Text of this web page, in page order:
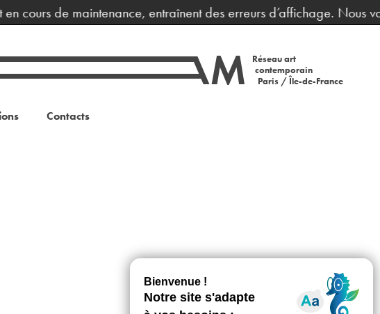
en cours de maintenance, entraînent des erreurs d’affichage. Nous
Réseau art
contemporain
Paris / Île-de-France
Contacts